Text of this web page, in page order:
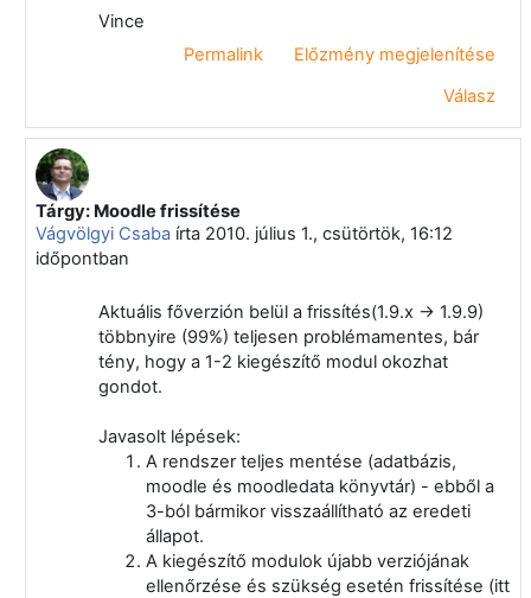
Vince
Permalink
Előzmény megjelenítése
Válasz
Válasz erre: Klein Arnold
Tárgy: Moodle frissítése
Vágvölgyi Csabaírta 2010. július 1., csütörtök, 16:12
időpontban
Aktuális főverzión belül a frissítés(1.9.x -> 1.9.9)
többnyire (99%) teljesen problémamentes, bár
tény, hogy a 1-2 kiegészítő modul okozhat
gondot.
Javasolt lépések:
A rendszer teljes mentése (adatbázis,
moodle és moodledata könyvtár) - ebből a
3-ból bármikor visszaállítható az eredeti
állapot.
A kiegészítő modulok újabb verziójának
ellenőrzése és szükség esetén frissítése (itt